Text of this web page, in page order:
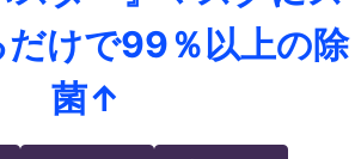
だけで99％以上の除
菌↑